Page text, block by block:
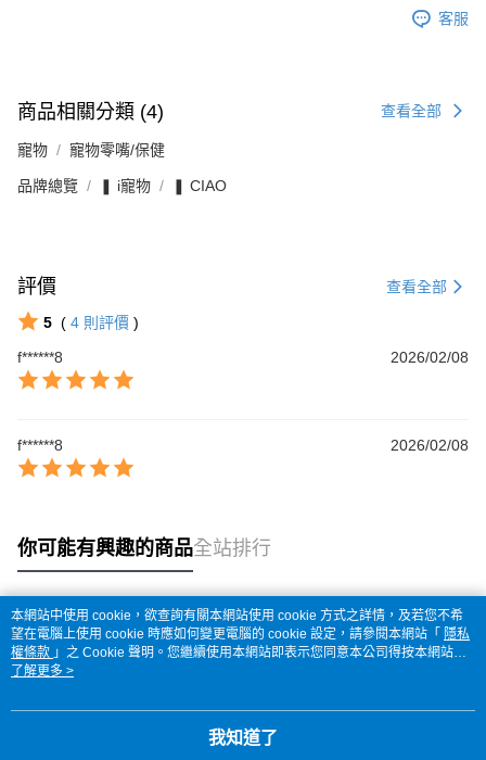
客服
商品相關分類 (4) 查看全部
寵物 寵物零嘴/保健
品牌總覽 ❚ i寵物 ❚ CIAO
評價 查看全部
5 ( 4 則評價 )
f******8
2026/02/08
f******8 2026/02/08
你可能有興趣的商品全站排行
熱門標籤
本網站中使用 cookie，欲查詢有關本網站使用 cookie 方式之詳情，及若您不希
望在電腦上使用 cookie 時應如何變更電腦的 cookie 設定，請參閱本網站「 隱私
權條款 」之 Cookie 聲明。您繼續使用本網站即表示您同意本公司得按本網站使
用條款之 Cookie 聲明使用 cookie。
了解更多 >
我知道了